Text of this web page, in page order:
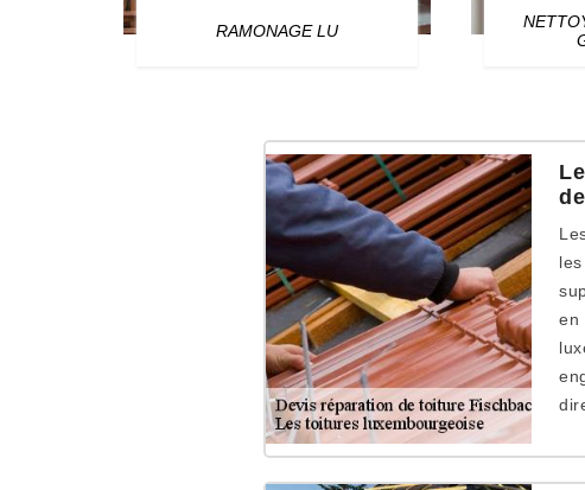
RAMONAGE LU
en